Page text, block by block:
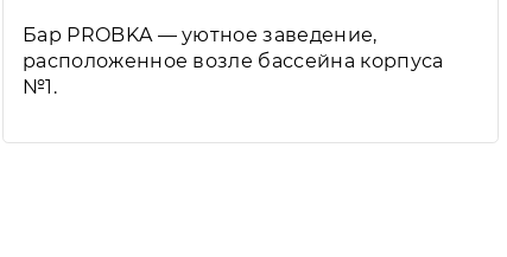
Бар PROBKA — уютное заведение,
расположенное возле бассейна корпуса
№1.